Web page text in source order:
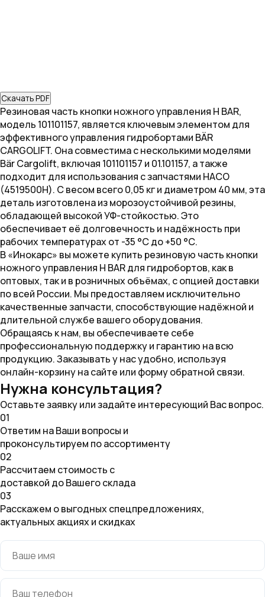
Скачать PDF
Резиновая часть кнопки ножного управления H BAR,
модель 101101157, является ключевым элементом для
эффективного управления гидробортами BÄR
CARGOLIFT. Она совместима с несколькими моделями
Bär Cargolift, включая 101101157 и 01.101157, а также
подходит для использования с запчастями HACO
(4519500H). С весом всего 0,05 кг и диаметром 40 мм, эта
деталь изготовлена из морозоустойчивой резины,
обладающей высокой УФ-стойкостью. Это
обеспечивает её долговечность и надёжность при
рабочих температурах от -35 °С до +50 °С.
В «Инокарс» вы можете купить резиновую часть кнопки
ножного управления H BAR для гидробортов, как в
оптовых, так и в розничных объёмах, с опцией доставки
по всей России. Мы предоставляем исключительно
качественные запчасти, способствующие надёжной и
длительной службе вашего оборудования.
Обращаясь к нам, вы обеспечиваете себе
профессиональную поддержку и гарантию на всю
продукцию. Заказывать у нас удобно, используя
онлайн-корзину на сайте или форму обратной связи.
Нужна консультация?
Оставьте заявку или задайте интересующий Вас вопрос.
01
Ответим на Ваши вопросы и
проконсультируем по ассортименту
02
Рассчитаем стоимость с
доставкой до Вашего склада
03
Расскажем о выгодных спецпредложениях,
актуальных акциях и скидках